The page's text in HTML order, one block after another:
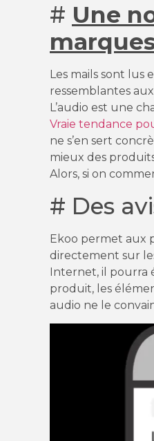
# Une
Les mails sont lus
ressemblantes
L’audio est une
Vraie tendance
ne s’en sert
mieux des
Alors, si on
# Des
Ekoo permet aux
directement sur
Internet, il pourra
produit, les
audio ne le